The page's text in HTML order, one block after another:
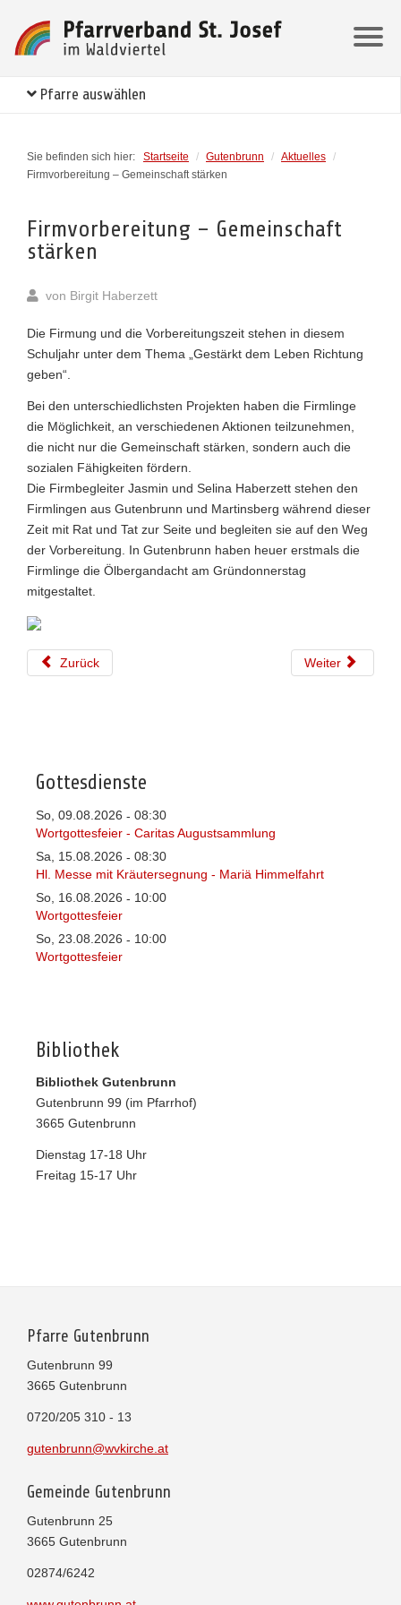
Pfarre auswählen
Sie befinden sich hier: Startseite / Gutenbrunn / Aktuelles
/
Firmvorbereitung – Gemeinschaft stärken
Firmvorbereitung – Gemeinschaft
stärken
von Birgit Haberzett
Die Firmung und die Vorbereitungszeit stehen in diesem
Schuljahr unter dem Thema „Gestärkt dem Leben Richtung
geben“.
Bei den unterschiedlichsten Projekten haben die Firmlinge
die Möglichkeit, an verschiedenen Aktionen teilzunehmen,
die nicht nur die Gemeinschaft stärken, sondern auch die
sozialen Fähigkeiten fördern.
Die Firmbegleiter Jasmin und Selina Haberzett stehen den
Firmlingen aus Gutenbrunn und Martinsberg während dieser
Zeit mit Rat und Tat zur Seite und begleiten sie auf den Weg
der Vorbereitung. In Gutenbrunn haben heuer erstmals die
Firmlinge die Ölbergandacht am Gründonnerstag
mitgestaltet.
Zurück Weiter
Gottesdienste
So, 09.08.2026 - 08:30
Wortgottesfeier - Caritas Augustsammlung
Sa, 15.08.2026 - 08:30
Hl. Messe mit Kräutersegnung - Mariä Himmelfahrt
So, 16.08.2026 - 10:00
Wortgottesfeier
So, 23.08.2026 - 10:00
Wortgottesfeier
Bibliothek
Bibliothek Gutenbrunn
Gutenbrunn 99 (im Pfarrhof)
3665 Gutenbrunn
Dienstag 17-18 Uhr
Freitag 15-17 Uhr
Pfarre Gutenbrunn
Gutenbrunn 99
3665 Gutenbrunn
0720/205 310 - 13
gutenbrunn@wvkirche.at
Gemeinde Gutenbrunn
Gutenbrunn 25
3665 Gutenbrunn
02874/6242